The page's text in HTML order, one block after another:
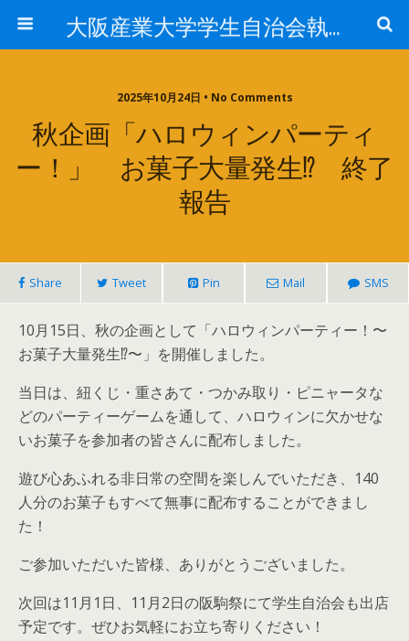
大阪産業大学学生自治会執行委員会
2025年10月24日 • No Comments
秋企画「ハロウィンパーティ
ー！」 お菓子大量発生⁉︎ 終了
報告
Share Tweet Pin Mail SMS
10月15日、秋の企画として「ハロウィンパーティー！〜
お菓子大量発生⁉︎〜」を開催しました。
当日は、紐くじ・重さあて・つかみ取り・ピニャータな
どのパーティーゲームを通して、ハロウィンに欠かせな
いお菓子を参加者の皆さんに配布しました。
遊び心あふれる非日常の空間を楽しんでいただき、140
人分のお菓子もすべて無事に配布することができまし
た！
ご参加いただいた皆様、ありがとうございました。
次回は11月1日、11月2日の阪駒祭にて学生自治会も出店
予定です。ぜひお気軽にお立ち寄りください！